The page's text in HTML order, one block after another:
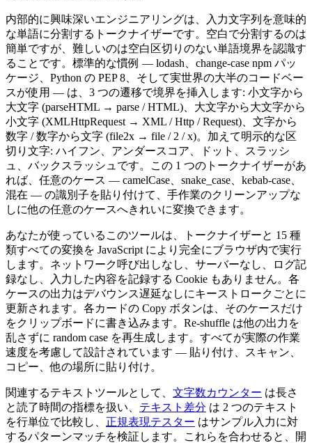
内部的に興味深いエンジニアリングは、入力文字列を意味的
な単語に分割するトークナイザーです。空白で分割するのは
簡単ですが、難しいのは空白区切りのない単語境界を認識す
ることです。標準的な慣例 — lodash、change-case npm パッ
ケージ、Python の PEP 8、そして実世界の大半のコードベー
スが使用 — は、3 つの遷移で境界を挿入します: 小文字から
大文字 (parseHTML → parse / HTML)、大文字から大文字から
小文字 (XMLHttpRequest → XML / Http / Request)、文字から
数字 / 数字から文字 (file2x → file / 2 / x)。加えて明示的な区
切り文字: ハイフン、アンダースコア、ドット、スラッシ
ュ、バックスラッシュです。この 1 つのトークナイザーがあ
れば、任意のケース — camelCase、snake_case、kebab-case、
混在 — の識別子を貼り付けて、手作業のクリーンアップな
しに他の任意のケースへきれいに変換できます。
あなたが使っているこのツールは、トークナイザーと 15 種
類すべての変換を JavaScript により完全にブラウザ内で実行
します。ネットワーク呼び出しなし、サーバーなし、ログ記
録なし、入力した内容を記録する Cookie もありません。各
ケースの出力はデバウンス遅延なしにキーストロークごとに
更新されます。各カードの Copy ボタンは、そのケースだけ
をクリップボードに書き込みます。Re-shuffle は他の出力を
乱さずに random case を再生成します。すべてが実際の作業
速度を考慮して設計されています — 貼り付け、スキャン、
コピー、他の場所に貼り付け。
関連するテキストツールとして、 文字数カウンター は長さ
と読了時間の指標を扱い、 テキスト差分 は 2 つのテキスト
を行単位で比較し、 正規表現テスター はサンプル入力に対
するパターンマッチを検証します。これらを合わせると、開